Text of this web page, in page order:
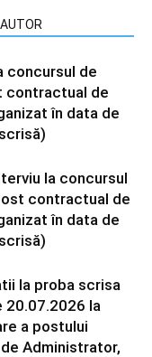
concursul de
contractual de
în data de
la concursul
contractual de
în data de
la proba scrisa
20.07.2026 la
a postului
Administrator,